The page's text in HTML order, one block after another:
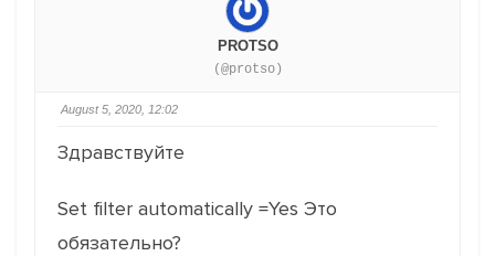
PROTSO
(@protso)
August 5, 2020, 12:02
Здравствуйте
Set filter automatically =Yes Это
обязательно?